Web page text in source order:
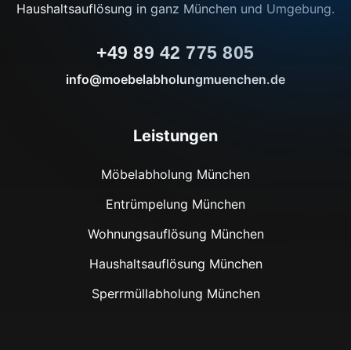
Haushaltsauflösung in ganz München und Umgebung.
+49 89 42 775 805
info@moebelabholungmuenchen.de
Leistungen
Möbelabholung München
Entrümpelung München
Wohnungsauflösung München
Haushaltsauflösung München
Sperrmüllabholung München